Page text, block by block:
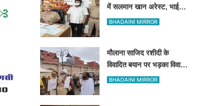
में सलमान खान अरेस्ट, भाई
शाहरुख खान की तलाश
BHADAINI MIRROR
मौलाना साजिद रशीदी के
विवादित बयान पर भड़का विवाद:
उज्जैन महाकाल पहुंचे संतों और
BHADAINI MIRROR